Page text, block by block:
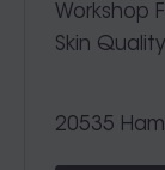
Workshop
Skin Quality
20535